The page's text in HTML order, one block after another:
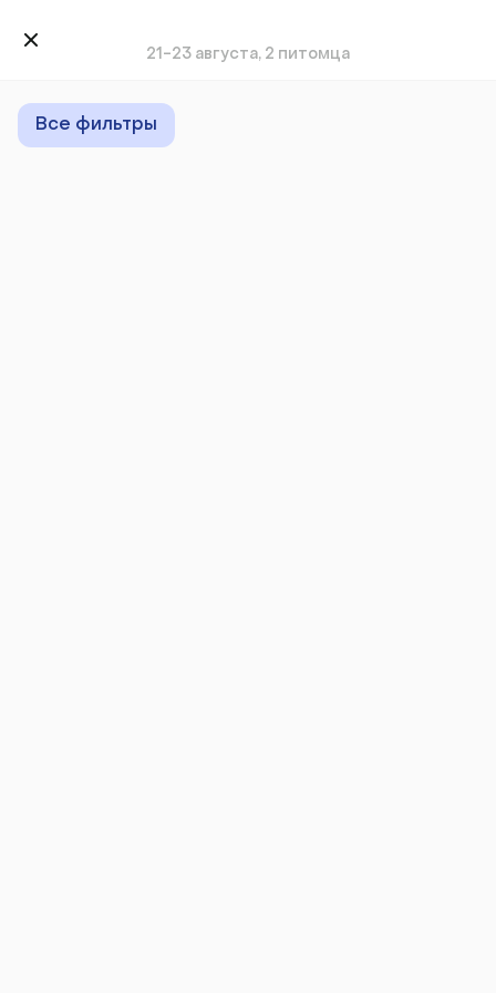
21-23 августа, 2 питомца
Все фильтры